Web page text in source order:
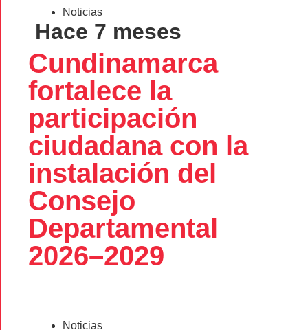
Noticias
Hace 7 meses
Cundinamarca
fortalece la
participación
ciudadana con la
instalación del
Consejo
Departamental
2026–2029
Noticias